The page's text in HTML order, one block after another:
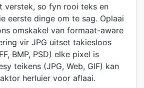
verstek, so fyn rooi teks en
eerste dinge om te sag. Oplaai
omskakel van formaat-aware
vir JPG uitset takiesloos
BMP, PSD) elke pixel is
teikens (JPG, Web, GIF) kan
herluier voor aflaai.